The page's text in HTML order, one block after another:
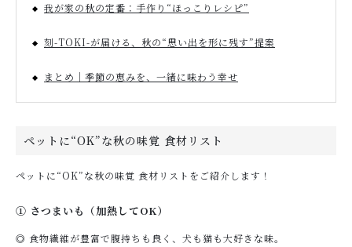
我が家の秋の定番：手作り“ほっこりレシピ”
刻-TOKI-が届ける、秋の“思い出を形に残す”提案
まとめ｜季節の恵みを、一緒に味わう幸せ
ペットに“OK”な秋の味覚 食材リスト
ペットに“OK”な秋の味覚 食材リストをご紹介します！
① さつまいも（加熱してOK）
◎ 食物繊維が豊富で腹持ちも良く、犬も猫も大好きな味。